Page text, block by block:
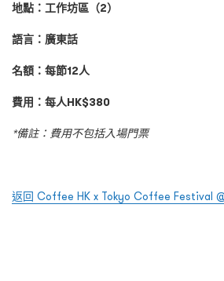
地點：工作坊區（2）
語言： 廣東話
名額：每節12人
費用：每人HK$380
*備註：費用不包括入場門票
返回 Coffee HK x Tokyo Coffee Festival